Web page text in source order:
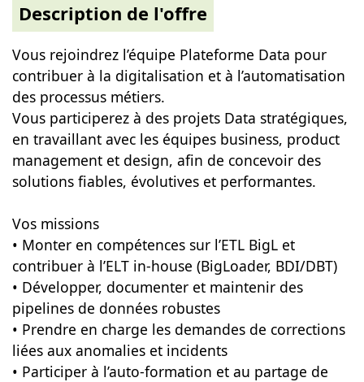
Description de l'offre
Vous rejoindrez l’équipe Plateforme Data pour
contribuer à la digitalisation et à l’automatisation
des processus métiers.
Vous participerez à des projets Data stratégiques,
en travaillant avec les équipes business, product
management et design, afin de concevoir des
solutions fiables, évolutives et performantes.
Vos missions
• Monter en compétences sur l’ETL BigL et
contribuer à l’ELT in-house (BigLoader, BDI/DBT)
• Développer, documenter et maintenir des
pipelines de données robustes
• Prendre en charge les demandes de corrections
liées aux anomalies et incidents
• Participer à l’auto-formation et au partage de